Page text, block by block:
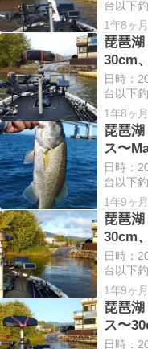
台以下
気：曇
8.5℃／
ーナマ
24㎞、
1年8ヶ
琵琶
30cm
電264
日時：
台以下
曇りの
13.0℃／
ーナマ
3…
1年8ヶ
琵琶
ス〜
チウ
日時：
台以下
晴れ／
～3m/s
クス距
1年9ヶ
琵琶
30cm
電262
日時：
台以下
天気：
16.5～
コマリ
1年9ヶ
琵琶
ス〜
チウ
日時：